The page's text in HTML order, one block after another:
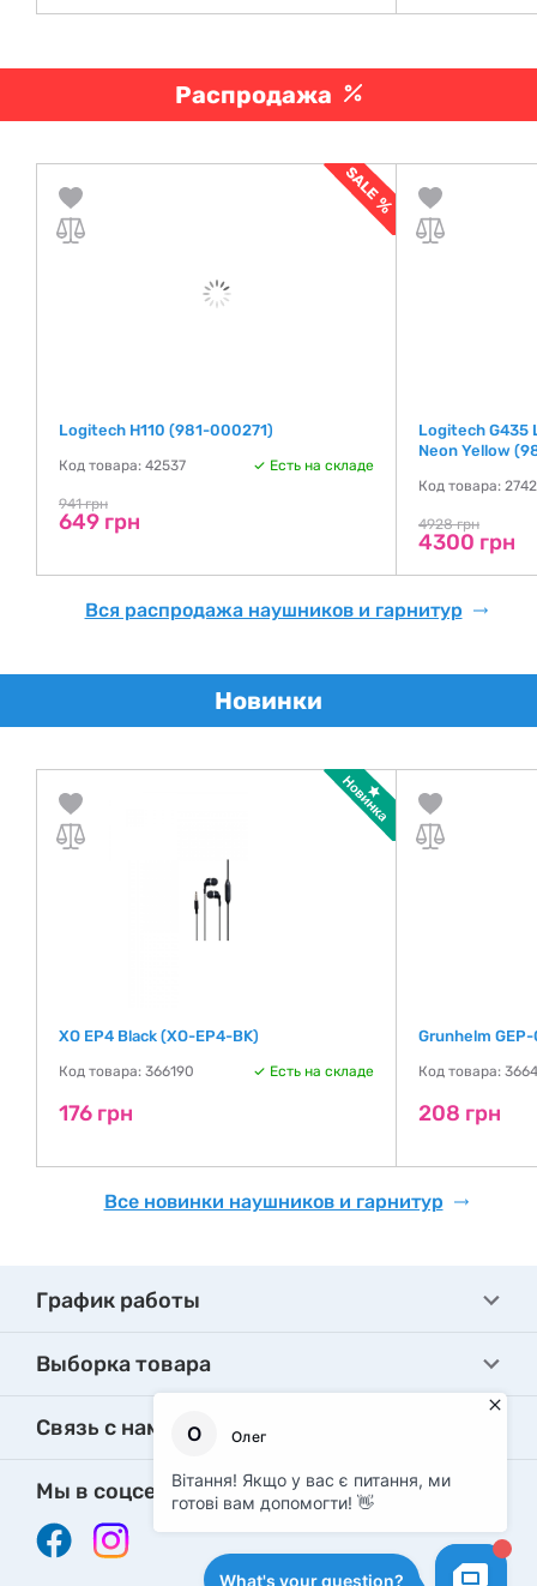
Распродажа
Logitech H110 (981-000271)
Код товара: 42537 Есть на складе
941 грн
649 грн
Logitech G435
Neon Yellow
Код товара:
4928 грн
4300 грн
Вся распродажа наушников и гарнитур
Новинки
XO EP4 Black (XO-EP4-BK)
Код товара: 366190 Есть на складе
176 грн
Grunhelm
Код товара:
208 грн
Все новинки наушников и гарнитур
График работы
Выборка товара
Связь с нами
Мы в соцсетях